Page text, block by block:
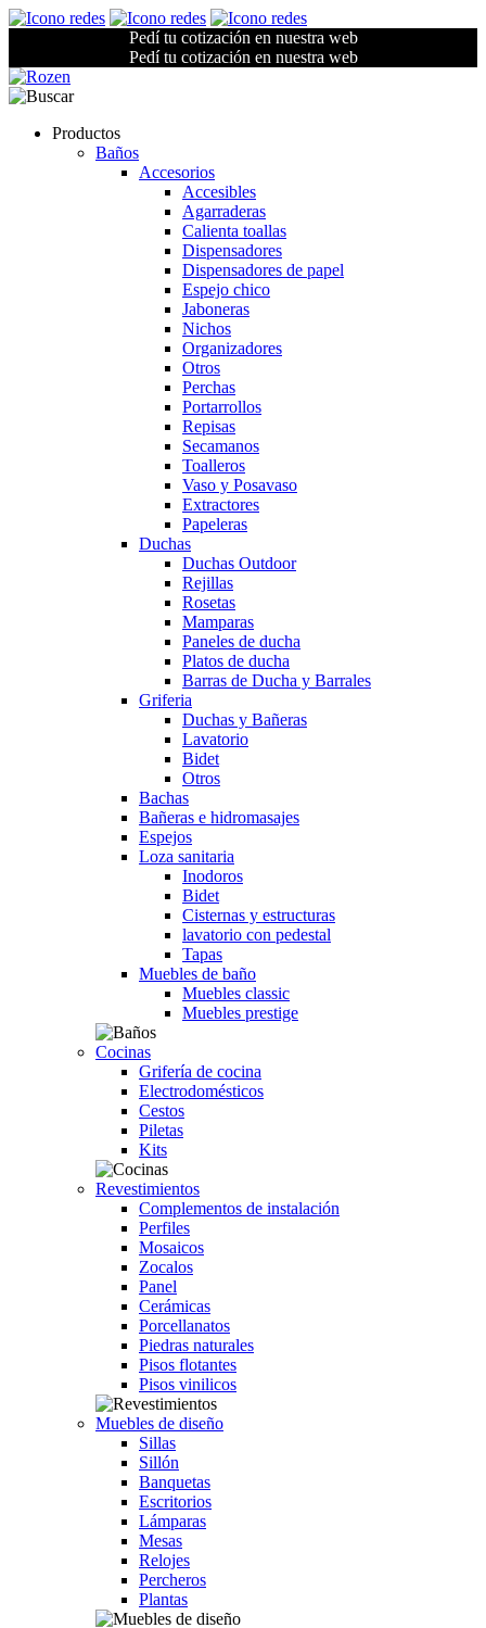
Pedí tu cotización en nuestra web
Pedí tu cotización en nuestra web
Productos
Baños
Accesorios
Accesibles
Agarraderas
Calienta toallas
Dispensadores
Dispensadores de papel
Espejo chico
Jaboneras
Nichos
Organizadores
Otros
Perchas
Portarrollos
Repisas
Secamanos
Toalleros
Vaso y Posavaso
Extractores
Papeleras
Duchas
Duchas Outdoor
Rejillas
Rosetas
Mamparas
Paneles de ducha
Platos de ducha
Barras de Ducha y Barrales
Griferia
Duchas y Bañeras
Lavatorio
Bidet
Otros
Bachas
Bañeras e hidromasajes
Espejos
Loza sanitaria
Inodoros
Bidet
Cisternas y estructuras
lavatorio con pedestal
Tapas
Muebles de baño
Muebles classic
Muebles prestige
Cocinas
Grifería de cocina
Electrodomésticos
Cestos
Piletas
Kits
Revestimientos
Complementos de instalación
Perfiles
Mosaicos
Zocalos
Panel
Cerámicas
Porcellanatos
Piedras naturales
Pisos flotantes
Pisos vinilicos
Muebles de diseño
Sillas
Sillón
Banquetas
Escritorios
Lámparas
Mesas
Relojes
Percheros
Plantas